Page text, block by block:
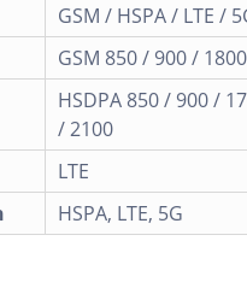
GSM / HSPA / LTE /
GSM 850 / 900 /
HSDPA 850 / 900 /
/ 2100
LTE
HSPA, LTE, 5G